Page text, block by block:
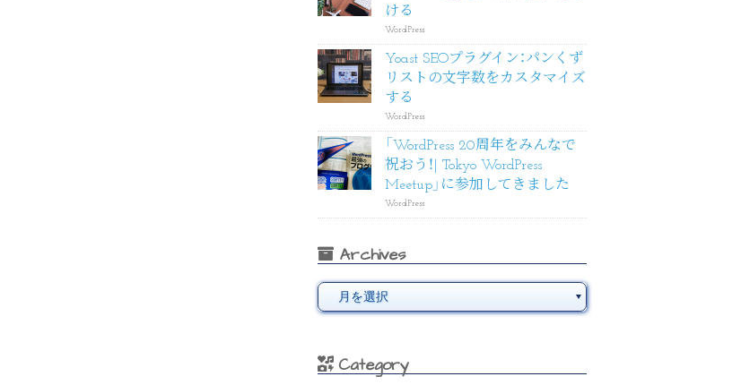
ける
WordPress
Yoast SEOプラグイン：パンくず
リストの文字数をカスタマイズ
する
WordPress
「WordPress 20周年をみんなで
祝おう！| Tokyo WordPress
Meetup」に参加してきました
WordPress
Archives
Category